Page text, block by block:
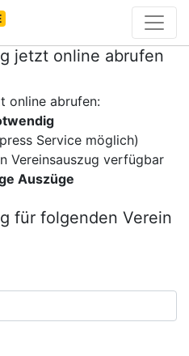
jetzt online abrufen
online abrufen:
Service möglich)
Vereinsauszug verfügbar
Auszüge
für folgenden Verein